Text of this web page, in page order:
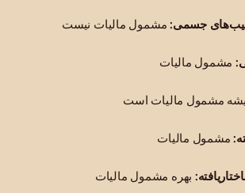
جسمی:​​مشمول مالیات نیست
مشمول مالیات
مشمول مالیات است
مشمول مالیات
بهره مشمول مالیات